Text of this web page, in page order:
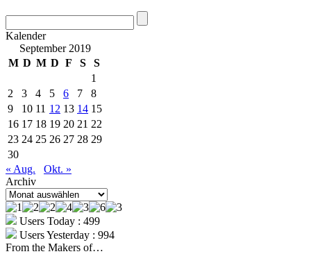
Kalender
September 2019
M D M D F S
S
1
2
3 4 5 6 7
8
9
10 11 12 13 14 15
16 17 18 19 20 21 22
23 24 25 26 27 28 29
30
« Aug.
Okt. »
Archiv
Archiv
Users Today : 499
Users Yesterday : 994
From the Makers of…